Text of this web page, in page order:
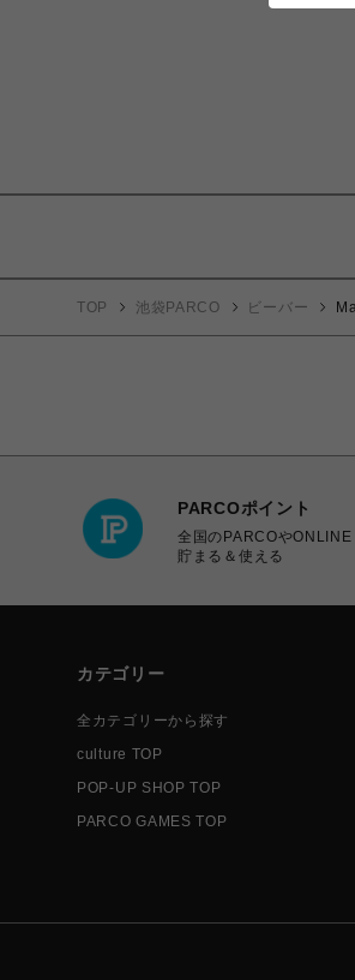
TOP 池袋PARCO ビーバー
PARCOポイント
全国のPARCOや
貯まる＆使える
カテゴリー
全カテゴリーから探す
culture TOP
POP-UP SHOP TOP
PARCO GAMES TOP